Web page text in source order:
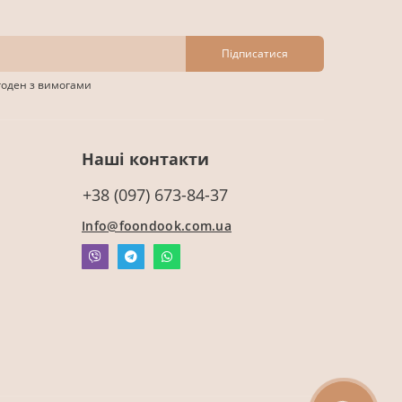
Підписатися
з вимогами
Наші контакти
+38 (097) 673-84-37
Info@foondook.com.ua